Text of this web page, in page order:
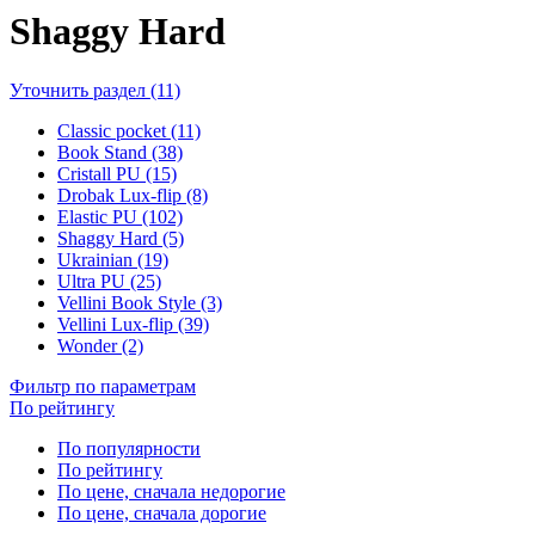
Shaggy Hard
Уточнить раздел (11)
Classic pocket (11)
Book Stand (38)
Cristall PU (15)
Drobak Lux-flip (8)
Elastic PU (102)
Shaggy Hard (5)
Ukrainian (19)
Ultra PU (25)
Vellini Book Style (3)
Vellini Lux-flip (39)
Wonder (2)
Фильтр по параметрам
По рейтингу
По популярности
По рейтингу
По цене, сначала недорогие
По цене, сначала дорогие